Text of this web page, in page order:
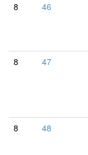
8 46
8 47
8 48